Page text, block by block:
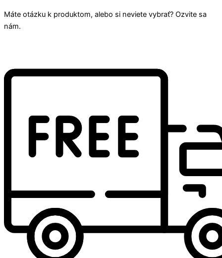
Máte otázku k produktom, alebo si neviete vybrať? Ozvite sa
nám.